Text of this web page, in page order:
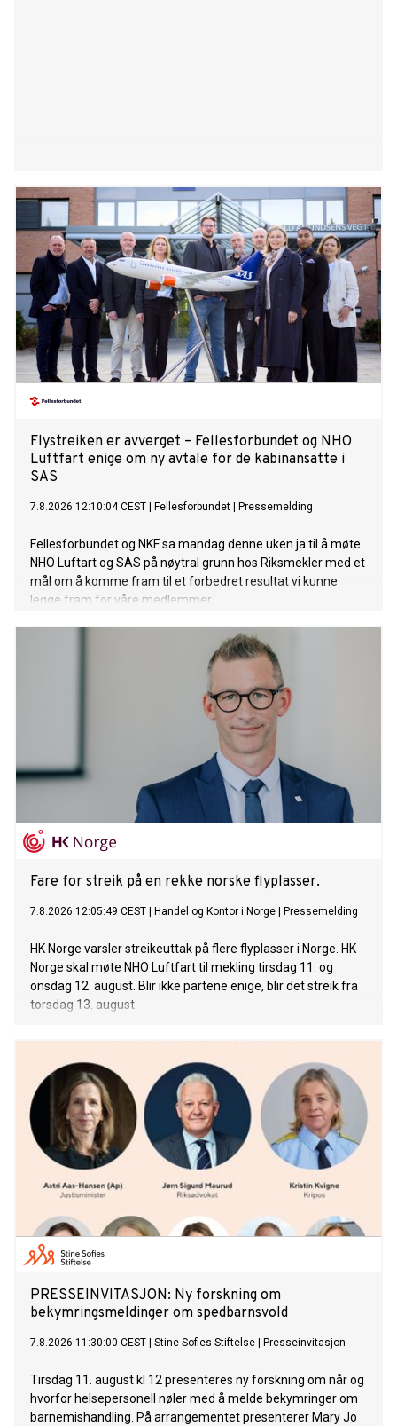
Flystreiken er avverget – Fellesforbundet og NHO
Luftfart enige om ny avtale for de kabinansatte i
SAS
7.8.2026 12:10:04 CEST Fellesforbundet Pressemelding
Fellesforbundet og NKF sa mandag denne uken ja til å møte
NHO Luftart og SAS på nøytral grunn hos Riksmekler med et
mål om å komme fram til et forbedret resultat vi kunne
legge fram for våre medlemmer.
Fare for streik på en rekke norske flyplasser.
7.8.2026 12:05:49 CEST Handel og Kontor i Norge Pressemelding
HK Norge varsler streikeuttak på flere flyplasser i Norge. HK
Norge skal møte NHO Luftfart til mekling tirsdag 11. og
onsdag 12. august. Blir ikke partene enige, blir det streik fra
torsdag 13. august.
PRESSEINVITASJON: Ny forskning om
bekymringsmeldinger om spedbarnsvold
7.8.2026 11:30:00 CEST Stine Sofies Stiftelse Presseinvitasjon
Tirsdag 11. august kl 12 presenteres ny forskning om når og
hvorfor helsepersonell nøler med å melde bekymringer om
barnemishandling. På arrangementet presenterer Mary Jo